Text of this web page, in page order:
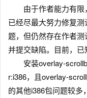
由于作者能力有限
已经尽最大努力修复
题，但仍然存在作者
并提交缺陷。目前，已
安装overlay-
r:i386，且overlay-
的其他i386包问题较